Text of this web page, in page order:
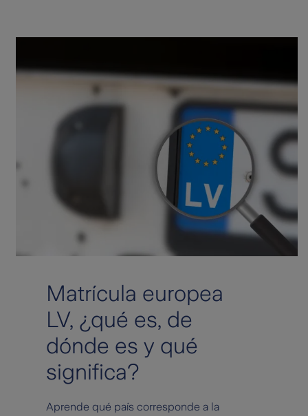
Matrícula europea
LV, ¿qué es, de
dónde es y qué
significa?
Aprende qué país corresponde a la